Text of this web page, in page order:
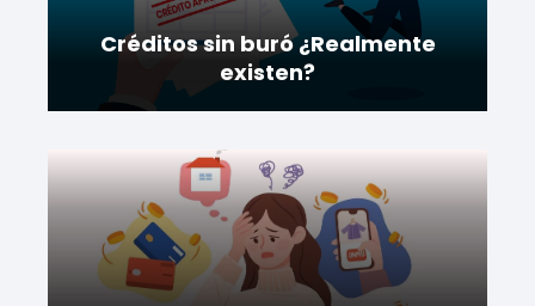
Créditos sin buró ¿Realmente
existen?